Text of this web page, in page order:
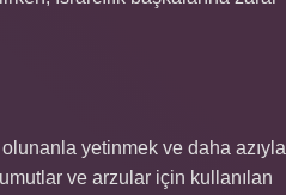
yetinmek ve daha azıyla
ve arzular için kullanılan